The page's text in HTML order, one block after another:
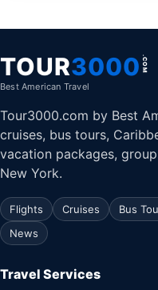
TOUR3000 .COM
Best American Travel
Tour3000.com by Best
cruises, bus tours,
vacation packages,
New York.
Flights Cruises Bus
News
Travel Services